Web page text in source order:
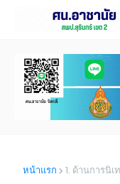
หน้าแรก 1. ด้านการนิ